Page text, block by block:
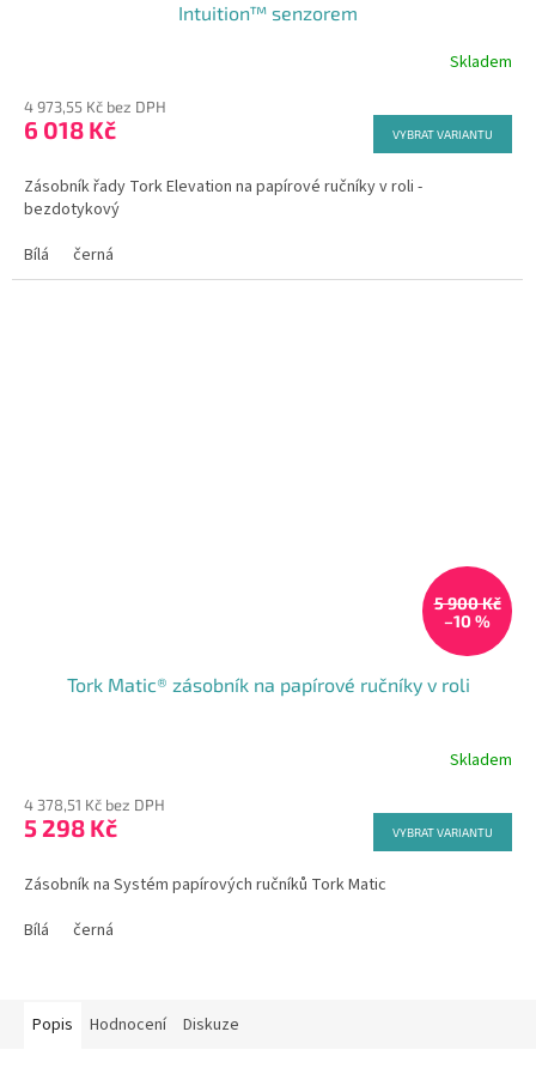
R
M
A
Intuition™ senzorem
Skladem
4 973,55 Kč bez DPH
6 018 Kč VYBRAT VARIANTU
Zásobník řady Tork Elevation na papírové ručníky v roli -
bezdotykový
Bílá
černá
5 900 Kč
–10 %
Tork Matic® zásobník na papírové ručníky v roli
Skladem
4 378,51 Kč bez DPH
5 298 Kč VYBRAT VARIANTU
Zásobník na Systém papírových ručníků Tork Matic
Bílá
černá
Popis Hodnocení Diskuze